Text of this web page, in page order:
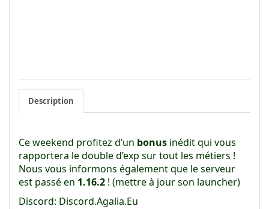
Description
Ce weekend profitez d’un bonus inédit qui vous
rapportera le double d’exp sur tout les métiers !
Nous vous informons également que le serveur
est passé en 1.16.2 ! (mettre à jour son launcher)
Discord: Discord.Agalia.Eu